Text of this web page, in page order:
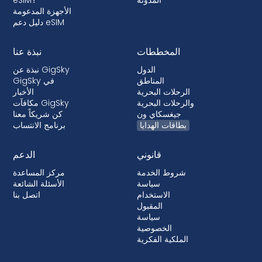
الأجهزة المدعومة
دليل دعم eSIM
نبذة عنا
نبذة عن GigSky
GigSky في
الأخبار
مكافآت GigSky
كن شريكاً معنا
برنامج الانتساب
المخططات
الدول
المناطق
الرحلات البحرية
والرحلات البحرية
جيغسكاي ون
بطاقات الهدايا
الدعم
مركز المساعدة
الأسئلة الشائعة
اتصل بنا
قانوني
شروط الخدمة
سياسة
الاستخدام
المقبول
سياسة
الخصوصية
الملكية الفكرية